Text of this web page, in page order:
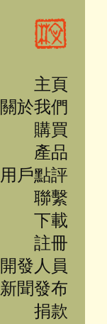
主頁
關於我們
購買
產品
用戶點評
聯繫
下載
註冊
開發人員
新聞發布
捐款